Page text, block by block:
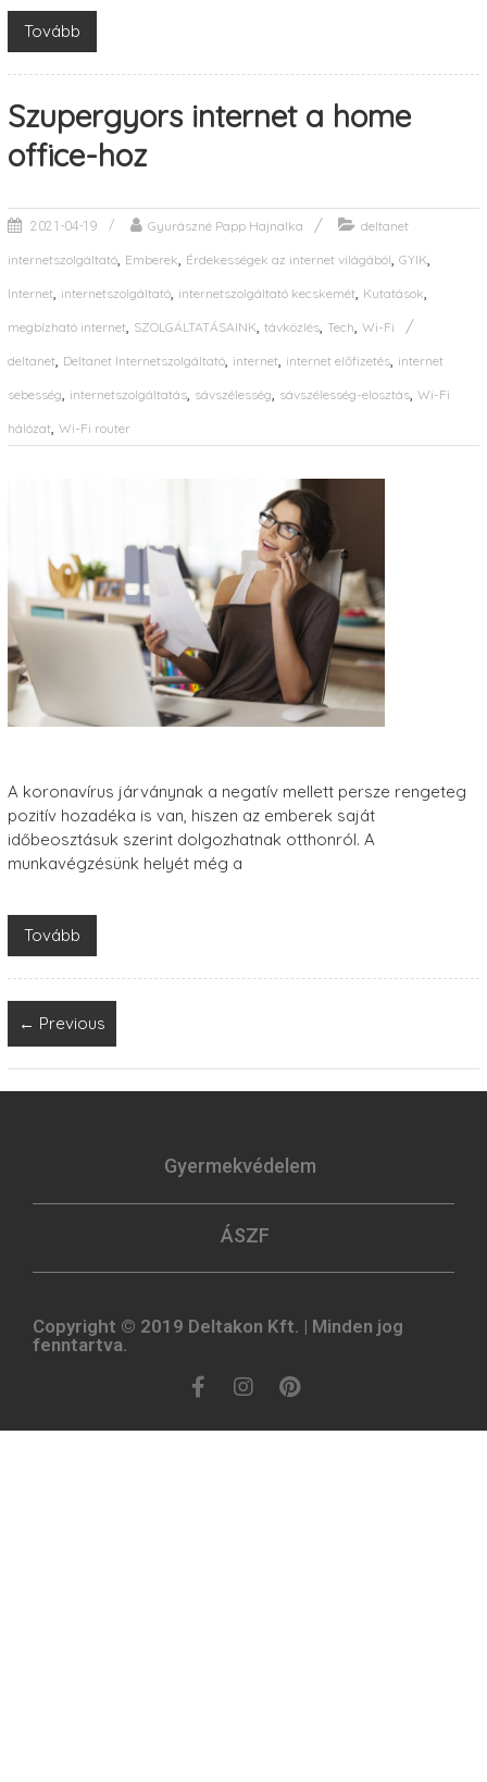
Tovább
Szupergyors internet a home
office-hoz
2021-04-19 Gyurászné Papp Hajnalka deltanet
internetszolgáltató, Emberek, Érdekességek az internet világából, GYIK,
Internet, internetszolgáltató, internetszolgáltató kecskemét, Kutatások,
megbízható internet, SZOLGÁLTATÁSAINK, távközlés, Tech, Wi-Fi
deltanet, Deltanet Internetszolgáltató, internet, internet előfizetés, internet
sebesség, internetszolgáltatás, sávszélesség, sávszélesség-elosztás, Wi-Fi
hálózat, Wi-Fi router
A koronavírus járványnak a negatív mellett persze rengeteg
pozitív hozadéka is van, hiszen az emberek saját
időbeosztásuk szerint dolgozhatnak otthonról. A
munkavégzésünk helyét még a
Tovább
← Previous
Gyermekvédelem
ÁSZF
Copyright © 2019 Deltakon Kft. | Minden jog
fenntartva.​